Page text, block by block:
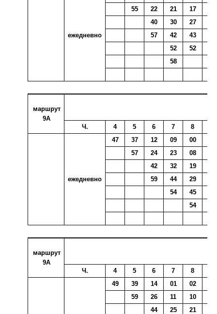
ежедневно
55
22 21 17
40
30 27
57
42 43
52
52
58
маршрут
9А
Ч.
4 5 6 7 8
ежедневно
47 37 12 09 00
57
24 23 08
42
32 19
59
44 29
54
45
54
маршрут
9А
Ч.
4 5 6 7 8
49 39 14 01 02
59
26 11 10
44
25 21